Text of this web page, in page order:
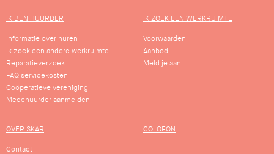
IK BEN HUURDER
Informatie over huren
Ik zoek een andere werkruimte
Reparatieverzoek
FAQ servicekosten
Coöperatieve vereniging
Medehuurder aanmelden
IK ZOEK EEN WERKRUIMTE
Voorwaarden
Aanbod
Meld je aan
OVER SKAR
Contact
COLOFON